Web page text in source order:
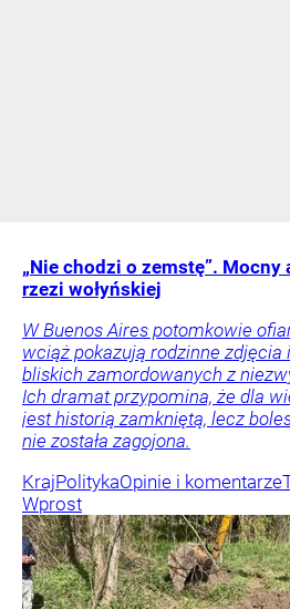
„Nie chodzi o zemstę”.
rzezi wołyńskiej
W Buenos Aires potomkowie
wciąż pokazują rodzinne zdjęcia
bliskich zamordowanych z
Ich dramat przypomina, że dla
jest historią zamkniętą, lecz
nie została zagojona.
KrajPolitykaOpinie i komentarze
Wprost